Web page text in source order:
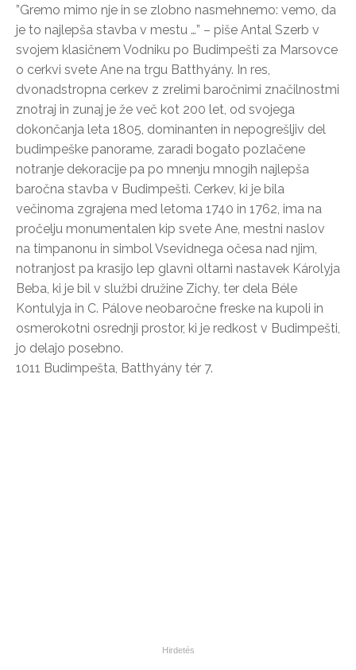
”Gremo mimo nje in se zlobno nasmehnemo: vemo, da
je to najlepša stavba v mestu …” – piše Antal Szerb v
svojem klasičnem Vodniku po Budimpešti za Marsovce
o cerkvi svete Ane na trgu Batthyány. In res,
dvonadstropna cerkev z zrelimi baročnimi značilnostmi
znotraj in zunaj je že več kot 200 let, od svojega
dokončanja leta 1805, dominanten in nepogrešljiv del
budimpeške panorame, zaradi bogato pozlačene
notranje dekoracije pa po mnenju mnogih najlepša
baročna stavba v Budimpešti. Cerkev, ki je bila
večinoma zgrajena med letoma 1740 in 1762, ima na
pročelju monumentalen kip svete Ane, mestni naslov
na timpanonu in simbol Vsevidnega očesa nad njim,
notranjost pa krasijo lep glavni oltarni nastavek Károlyja
Beba, ki je bil v službi družine Zichy, ter dela Béle
Kontulyja in C. Pálove neobaročne freske na kupoli in
osmerokotni osrednji prostor, ki je redkost v Budimpešti,
jo delajo posebno.
1011 Budimpešta, Batthyány tér 7.